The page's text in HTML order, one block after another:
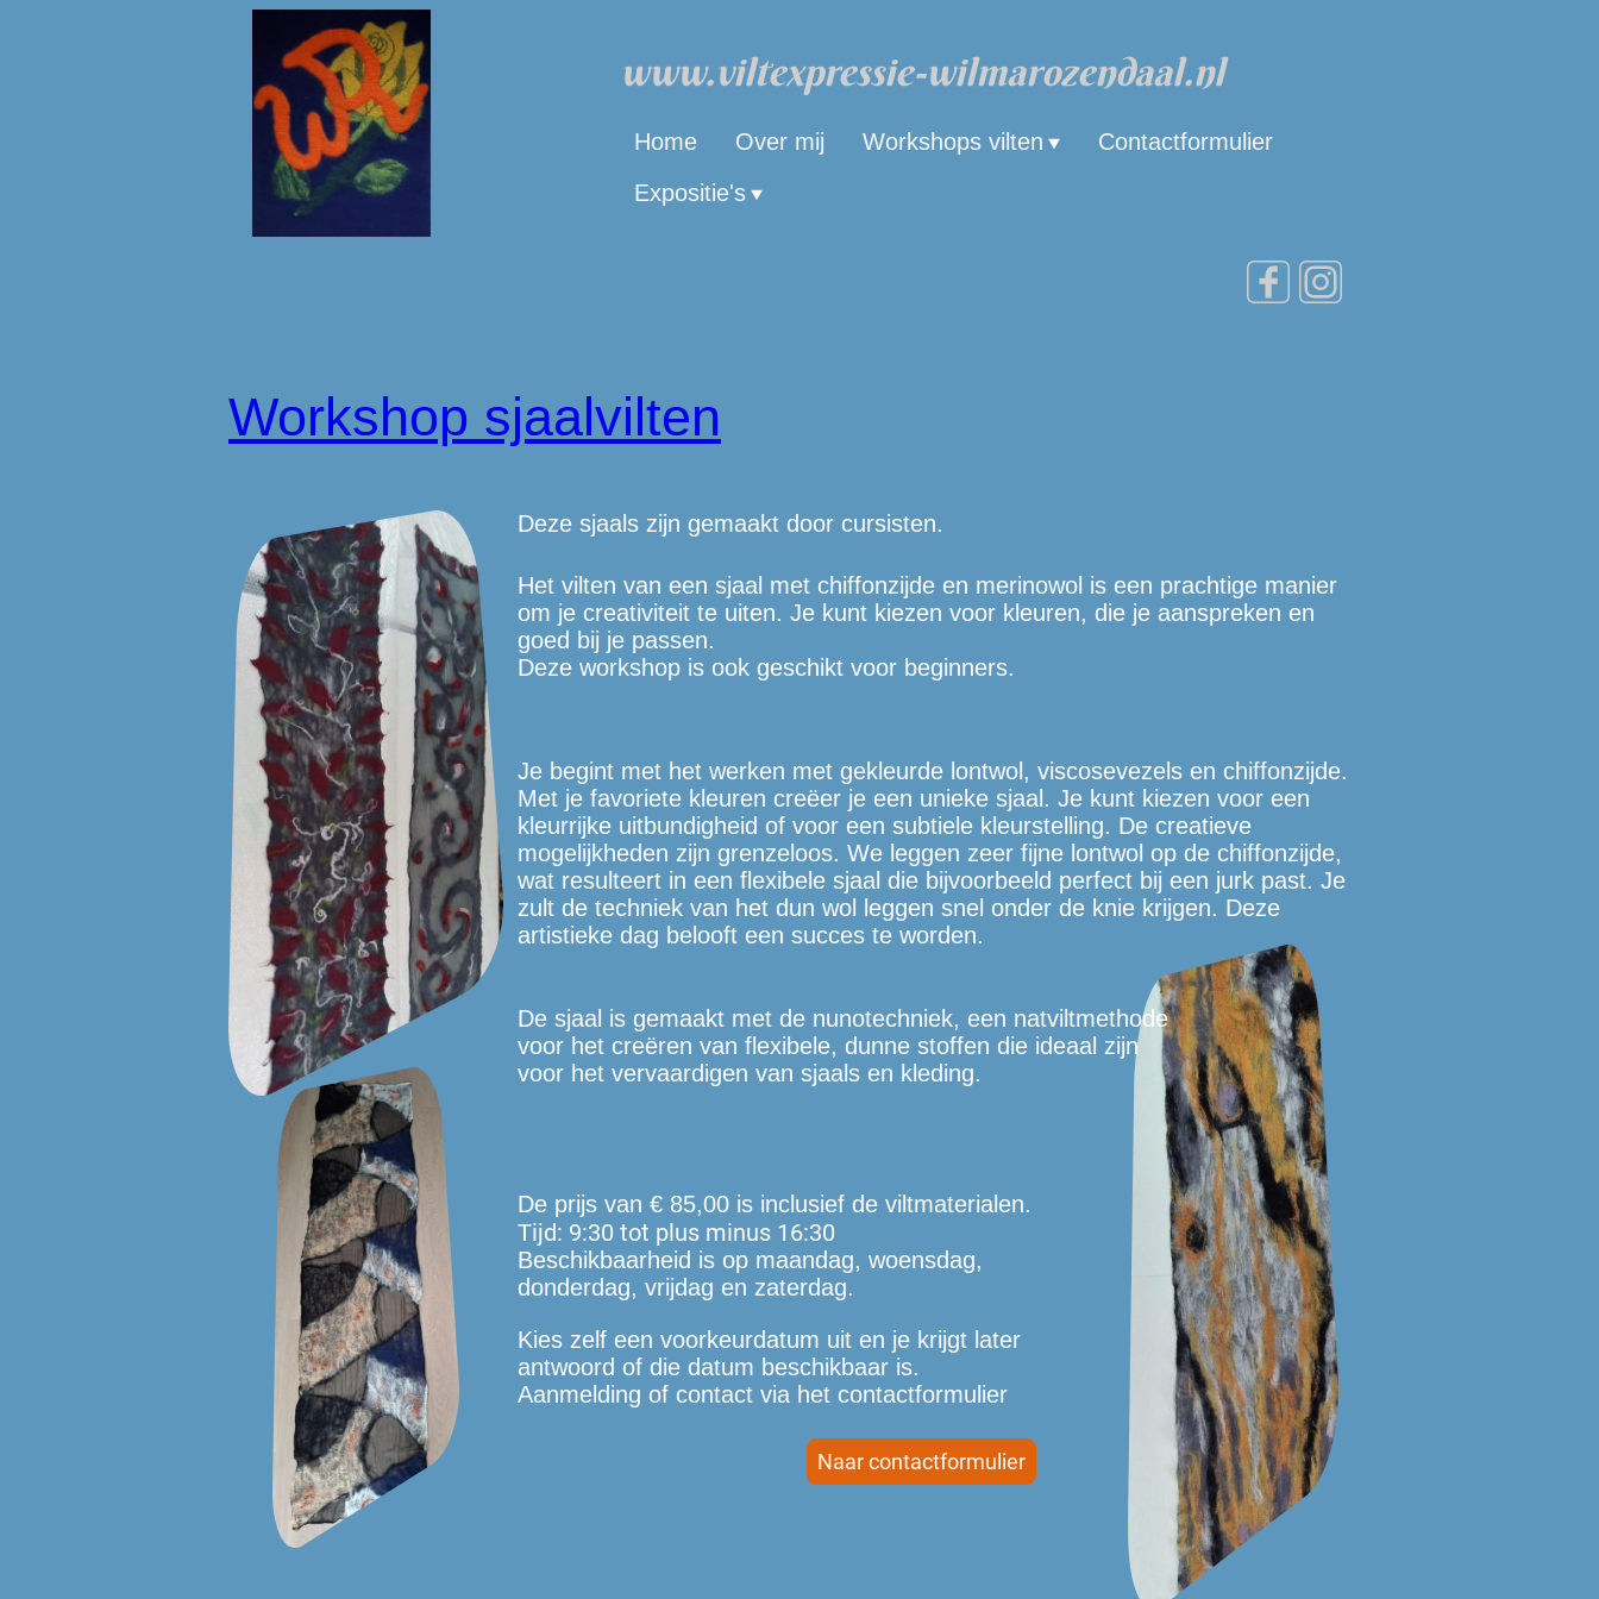
www.viltexpressie-wilmarozendaal.nl
Home Over mij Workshops vilten
Contactformulier
Expositie's
Workshop sjaalvilten
Het vilten van een sjaal met chiffonzijde en merinowol is een prachtige manier
om je creativiteit te uiten. Je kunt kiezen voor kleuren, die je aanspreken en
goed bij je passen.
Deze workshop is ook geschikt voor beginners.
Je begint met het werken met gekleurde lontwol, viscosevezels en chiffonzijde.
Met je favoriete kleuren creëer je een unieke sjaal. Je kunt kiezen voor een
kleurrijke uitbundigheid of voor een subtiele kleurstelling. De creatieve
mogelijkheden zijn grenzeloos. We leggen zeer fijne lontwol op de chiffonzijde,
wat resulteert in een flexibele sjaal die bijvoorbeeld perfect bij een jurk past. Je
zult de techniek van het dun wol leggen snel onder de knie krijgen. Deze
artistieke dag belooft een succes te worden.
De sjaal is gemaakt met de nunotechniek, een natviltmethode
voor het creëren van flexibele, dunne stoffen die ideaal zijn
voor het vervaardigen van sjaals en kleding.
De prijs van € 85,00 is inclusief de viltmaterialen.
Tijd: 9:30 tot plus minus 16:30
Beschikbaarheid is op maandag, woensdag,
donderdag, vrijdag en zaterdag.
Kies zelf een voorkeurdatum uit en je krijgt later
antwoord of die datum beschikbaar is.
Aanmelding of contact via het contactformulier
Naar contactformulier
Deze sjaals zijn gemaakt door cursisten.